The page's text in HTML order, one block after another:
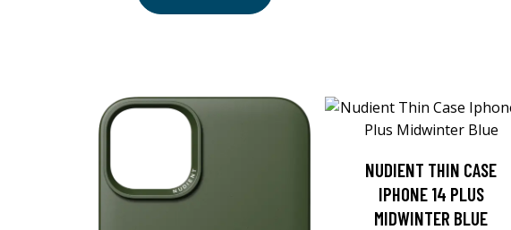
NUDIENT THIN CASE
IPHONE 14 PLUS
MIDWINTER BLUE